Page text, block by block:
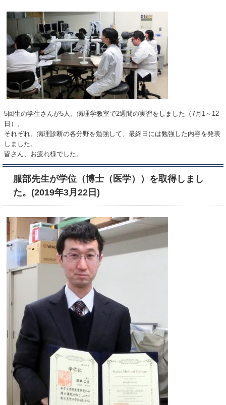
5回生の学生さんが5人、病理学教室で2週間の実習をしました（7月1～12
日）。
それぞれ、病理診断の各分野を勉強して、最終日には勉強した内容を発表
しました。
皆さん、お疲れ様でした。
服部先生が学位（博士（医学））を取得しまし
た。(2019年3月22日)